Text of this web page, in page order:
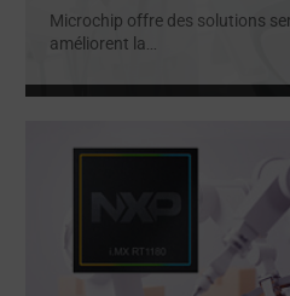
Microchip offre des solutions
améliorent la...